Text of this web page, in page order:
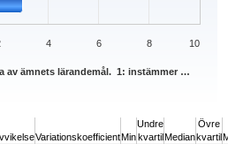
av ämnets lärandemål. 1: instämmer …
4 6 8 10
VariationskoefficientMin
Undre
kvartilMedian
Övre
kvartil